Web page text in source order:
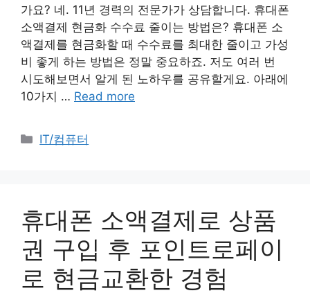
가요? 네. 11년 경력의 전문가가 상담합니다. 휴대폰
소액결제 현금화 수수료 줄이는 방법은? 휴대폰 소
액결제를 현금화할 때 수수료를 최대한 줄이고 가성
비 좋게 하는 방법은 정말 중요하죠. 저도 여러 번
시도해보면서 알게 된 노하우를 공유할게요. 아래에
10가지 … Read more
Categories
IT/컴퓨터
휴대폰 소액결제로 상품
권 구입 후 포인트로페이
로 현금교환한 경험